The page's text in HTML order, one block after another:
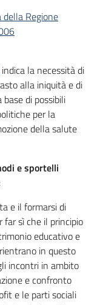
Regione
indica la necessità di
alla iniquità e di
di possibili
per la
della salute
e sportelli
e il formarsi di
sì che il principio
educativo e
in questo
incontri in ambito
e confronto
e le parti sociali